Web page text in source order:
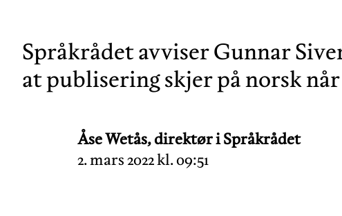
Språkrådet avviser Gunnar
at publisering skjer på norsk
Åse Wetås, direktør i Språkrådet
2. mars 2022 kl. 09:51